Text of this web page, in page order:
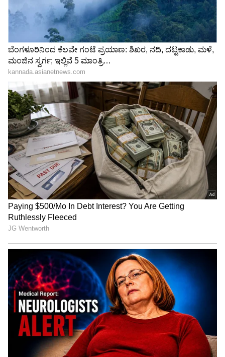
ರಕ್ತವನ್ನು ಶುದ್ಧೀಕರಿಸುತ್ತದೆ:ನೇರಳೆ ಹಣ್ಣಿನ ಸೇವನೆಯು
ಚರ್ಮ (Skin)ವನ್ನು ತೆರವುಗೊಳಿಸುವುದಲ್ಲದೇ, ರಕ್ತವನ್ನು
ಶುದ್ಧೀಕರಿಸುತ್ತದೆ. ಅಲ್ಲದೇ, ಕಣ್ಣಿನ ಸಮಸ್ಯೆಗಳಿಂದ ಪಾರು
ಮಾಡುತ್ತದೆ.ವೈದ್ಯರ ಪ್ರಕಾರ ನೇರಳೆ ಹಣ್ಣು ನೈಸರ್ಗಿಕವಾದ
ಸಂಕೋಚಕ ಗುಣವನ್ನು ಹೊಂದಿರುವುದರಿಂದ ತ್ವಚೆಯ
ಮೇಲಿನ ಮೊಡವೆಗಳನ್ನು ಕಡಿಮೆ ಮಾಡಲು ಸಹಾಯ
ಮಾಡುತ್ತದೆ.
ಈ ವಿಚಿತ್ರ Diabetes ಲಕ್ಷಣಗಳನ್ನು ನಿರ್ಲಕ್ಷಿಸಿದ್ರೆ
ಅಪಾಯ ತಪ್ಪಿದ್ದಲ್ಲ
ಹೃದಯದ ಆರೋಗ್ಯವನ್ನು ಸುಧಾರಿಸುತ್ತದೆ:
ಪೊಟ್ಯಾಸಿಯಮ್‌ನಲ್ಲಿ ಸಮೃದ್ಧವಾಗಿರುವ ನೇರಳೆ ಹಣ್ಣುಗಳು,
Shetty speech | Suvarna News
ಶೇ.50 ರಿಂದ ಶೇ.18 ಕ್ಕೆ TAX ಇಳಿಕೆ: ಮೋದಿ-
ಟ್ರಂಪ್ ಐತಿಹಾಸಿಕ ಒಪ್ಪಂದ | India US
Trade Deal | Party Rounds